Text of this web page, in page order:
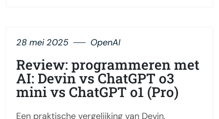
28 mei 2025 OpenAI
Review: programmeren met
AI: Devin vs ChatGPT o3
mini vs ChatGPT o1 (Pro)
Een praktische vergelijking van Devin,